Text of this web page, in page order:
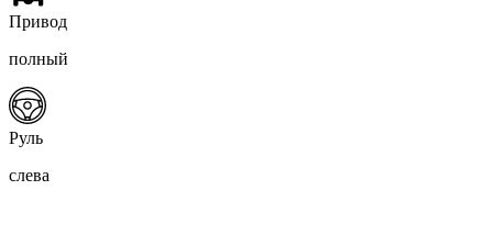
Привод
полный
Руль
слева